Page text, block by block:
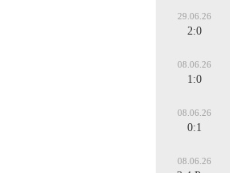
29.06.26
2:0
08.06.26
1:0
08.06.26
0:1
08.06.26